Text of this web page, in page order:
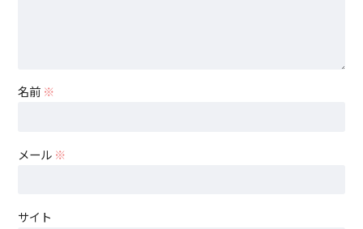
名前 ※
メール ※
サイト